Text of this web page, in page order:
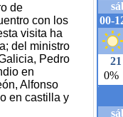
de
con los
visita ha
del ministro
Pedro
en
Alfonso
en castilla y